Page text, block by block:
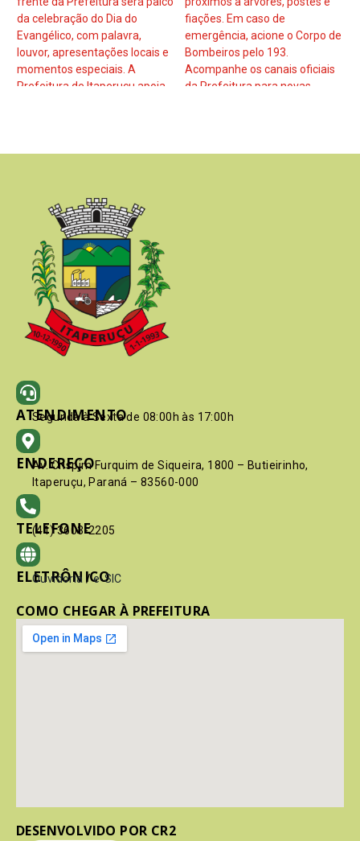
ATENDIMENTO
Segunda à Sexta de 08:00h às 17:00h
ENDEREÇO
Av. Crispim Furquim de Siqueira, 1800 – Butieirinho,
Itaperuçu, Paraná – 83560-000
TELEFONE
(41) 3603-2205
ELETRÔNICO
Ouvidoria / e-SIC
COMO CHEGAR À PREFEITURA
DESENVOLVIDO POR CR2